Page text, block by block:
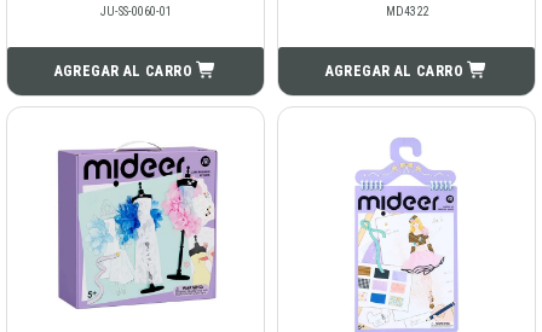
JU-SS-0060-01
AGREGAR AL CARRO
MD4322
AGREGAR AL CARRO